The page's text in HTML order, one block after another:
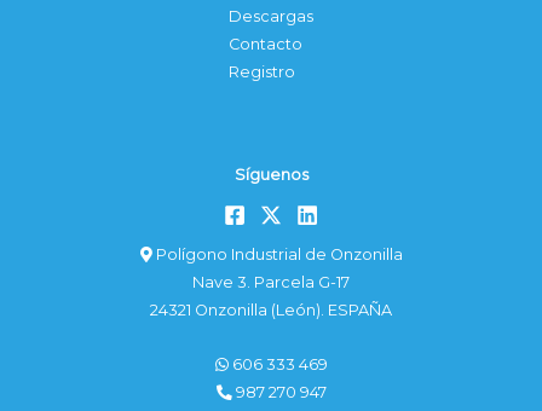
Descargas
Contacto
Registro
Síguenos
Polígono Industrial de Onzonilla
Nave 3. Parcela G-17
24321 Onzonilla (León). ESPAÑA
606 333 469
987 270 947